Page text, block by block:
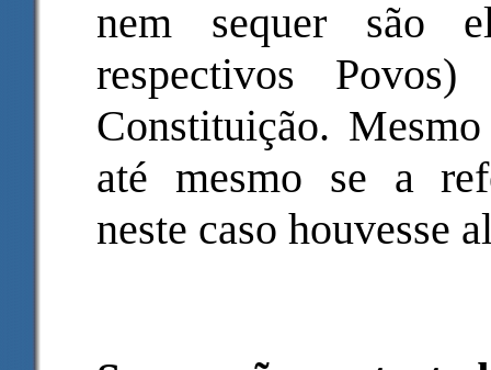
nem sequer são
respectivos
Constituição.
até mesmo se a
neste caso houvesse